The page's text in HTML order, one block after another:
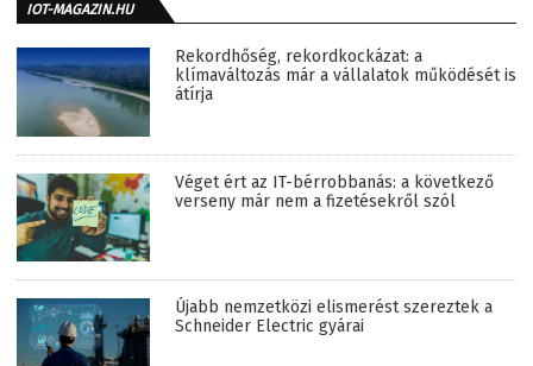
IOT-MAGAZIN.HU
Rekordhőség, rekordkockázat: a
klímaváltozás már a vállalatok működését is
átírja
Véget ért az IT-bérrobbanás: a következő
verseny már nem a fizetésekről szól
Újabb nemzetközi elismerést szereztek a
Schneider Electric gyárai